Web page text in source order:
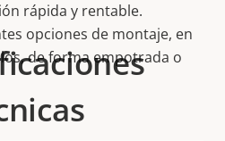
rápida y rentable.
opciones de montaje, en
de forma empotrada o